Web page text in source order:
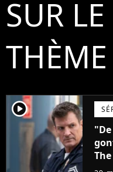
SUR
THÈME
player2